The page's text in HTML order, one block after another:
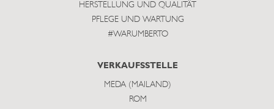
HERSTELLUNG UND QUALITÄT
PFLEGE UND WARTUNG
#WARUMBERTO
VERKAUFSSTELLE
MEDA (MAILAND)
ROM